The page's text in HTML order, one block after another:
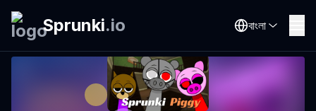
Sprunki.io বাংলা